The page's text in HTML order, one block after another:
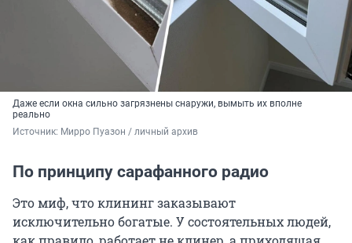
Даже если окна сильно загрязнены снаружи, вымыть их вполне
реально
Источник: Мирро Пуазон / личный архив
По принципу сарафанного радио
Это миф, что клининг заказывают
исключительно богатые. У состоятельных людей,